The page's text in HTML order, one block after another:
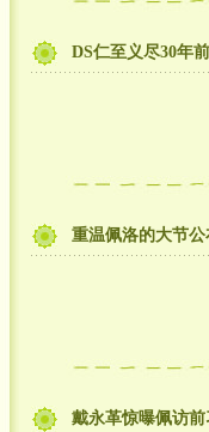
DS仁至义尽30年
重温佩洛的大节
戴永革惊曝佩访